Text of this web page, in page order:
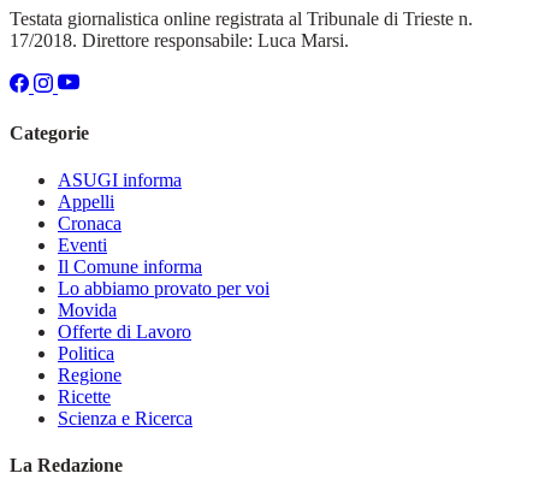
Testata giornalistica online registrata al Tribunale di Trieste n.
17/2018. Direttore responsabile: Luca Marsi.
Categorie
ASUGI informa
Appelli
Cronaca
Eventi
Il Comune informa
Lo abbiamo provato per voi
Movida
Offerte di Lavoro
Politica
Regione
Ricette
Scienza e Ricerca
La Redazione